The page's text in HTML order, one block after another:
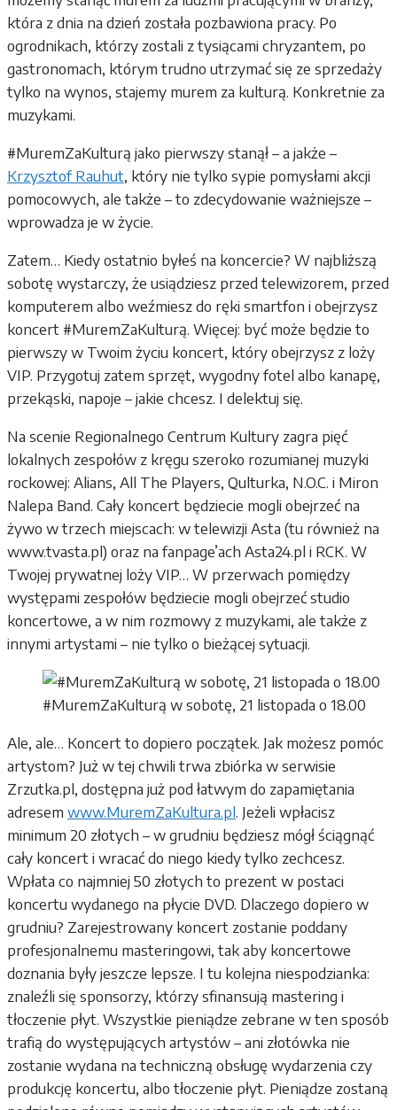
która z dnia na dzień została pozbawiona pracy. Po
ogrodnikach, którzy zostali z tysiącami chryzantem, po
gastronomach, którym trudno utrzymać się ze sprzedaży
tylko na wynos, stajemy murem za kulturą. Konkretnie za
muzykami.
#MuremZaKulturą jako pierwszy stanął – a jakże –
Krzysztof Rauhut, który nie tylko sypie pomysłami akcji
pomocowych, ale także – to zdecydowanie ważniejsze –
wprowadza je w życie.
Zatem… Kiedy ostatnio byłeś na koncercie? W najbliższą
sobotę wystarczy, że usiądziesz przed telewizorem, przed
komputerem albo weźmiesz do ręki smartfon i obejrzysz
koncert #MuremZaKulturą. Więcej: być może będzie to
pierwszy w Twoim życiu koncert, który obejrzysz z loży
VIP. Przygotuj zatem sprzęt, wygodny fotel albo kanapę,
przekąski, napoje – jakie chcesz. I delektuj się.
Na scenie Regionalnego Centrum Kultury zagra pięć
lokalnych zespołów z kręgu szeroko rozumianej muzyki
rockowej: Alians, All The Players, Qulturka, N.O.C. i Miron
Nalepa Band. Cały koncert będziecie mogli obejrzeć na
żywo w trzech miejscach: w telewizji Asta (tu również na
www.tvasta.pl) oraz na fanpage’ach Asta24.pl i RCK. W
Twojej prywatnej loży VIP… W przerwach pomiędzy
występami zespołów będziecie mogli obejrzeć studio
koncertowe, a w nim rozmowy z muzykami, ale także z
innymi artystami – nie tylko o bieżącej sytuacji.
#MuremZaKulturą w sobotę, 21 listopada o 18.00
Ale, ale… Koncert to dopiero początek. Jak możesz pomóc
artystom? Już w tej chwili trwa zbiórka w serwisie
Zrzutka.pl, dostępna już pod łatwym do zapamiętania
adresem www.MuremZaKultura.pl. Jeżeli wpłacisz
minimum 20 złotych – w grudniu będziesz mógł ściągnąć
cały koncert i wracać do niego kiedy tylko zechcesz.
Wpłata co najmniej 50 złotych to prezent w postaci
koncertu wydanego na płycie DVD. Dlaczego dopiero w
grudniu? Zarejestrowany koncert zostanie poddany
profesjonalnemu masteringowi, tak aby koncertowe
doznania były jeszcze lepsze. I tu kolejna niespodzianka:
znaleźli się sponsorzy, którzy sfinansują mastering i
tłoczenie płyt. Wszystkie pieniądze zebrane w ten sposób
trafią do występujących artystów – ani złotówka nie
zostanie wydana na techniczną obsługę wydarzenia czy
produkcję koncertu, albo tłoczenie płyt. Pieniądze zostaną